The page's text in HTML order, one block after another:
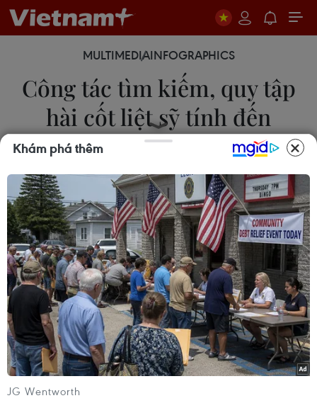
MULTIMEDIAINFOGRAPHICS
Công tác tìm kiếm, quy tập
hài cốt liệt sỹ tính đến
9/6/2026
09/06/2026 13:23
Tính đến 9/6/2026 đã tìm kiếm, quy tập được
1.109 hài cốt liệt sỹ (trong nước 242, Lào 173,
Campuchia 694) và 2 mộ liệt sỹ tập thể tại Tuyên
Quang.
Khám phá thêm
JG Wentworth